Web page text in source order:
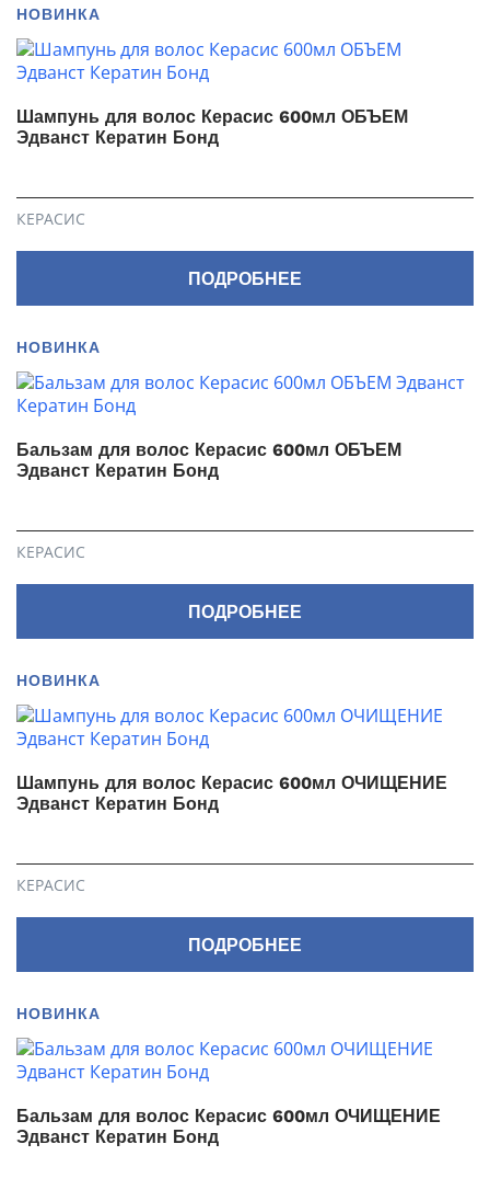
НОВИНКА
Шампунь для волос Керасис 600мл ОБЪЕМ
Эдванст Кератин Бонд
КЕРАСИС
ПОДРОБНЕЕ
НОВИНКА
Бальзам для волос Керасис 600мл ОБЪЕМ
Эдванст Кератин Бонд
КЕРАСИС
ПОДРОБНЕЕ
НОВИНКА
Шампунь для волос Керасис 600мл ОЧИЩЕНИЕ
Эдванст Кератин Бонд
КЕРАСИС
ПОДРОБНЕЕ
НОВИНКА
Бальзам для волос Керасис 600мл ОЧИЩЕНИЕ
Эдванст Кератин Бонд